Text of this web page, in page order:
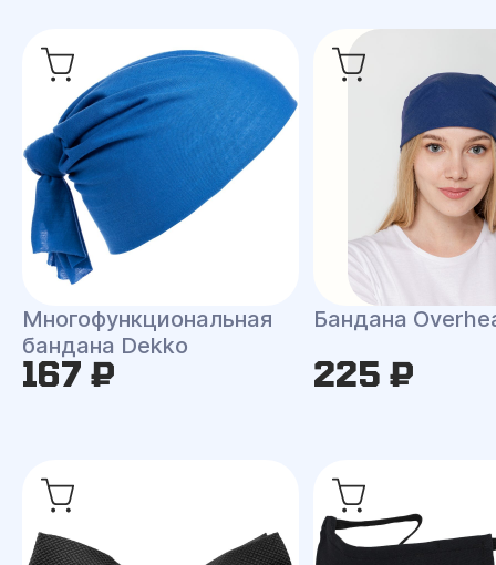
Многофункциональная
бандана Dekko
167 ₽
Бандана
225 ₽